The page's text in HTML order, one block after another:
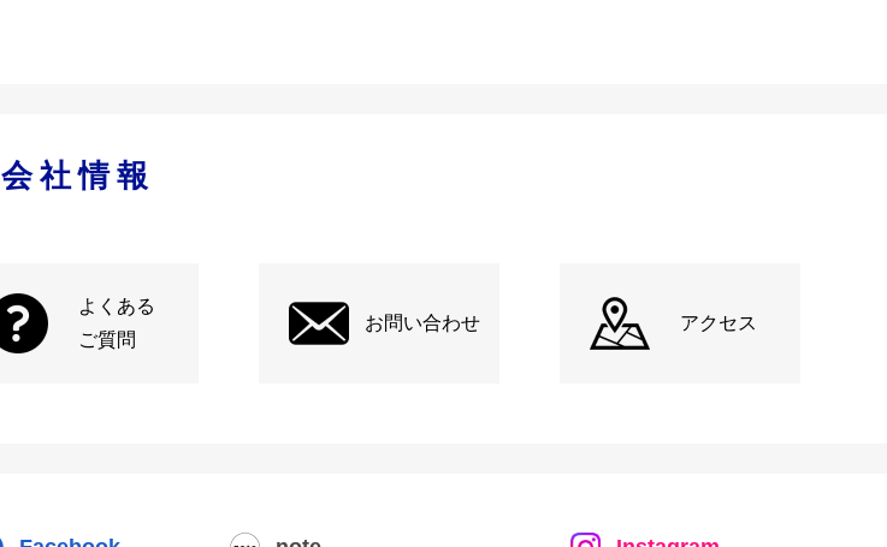
会社情報
よくある
ご質問
お問い合わせ アクセス